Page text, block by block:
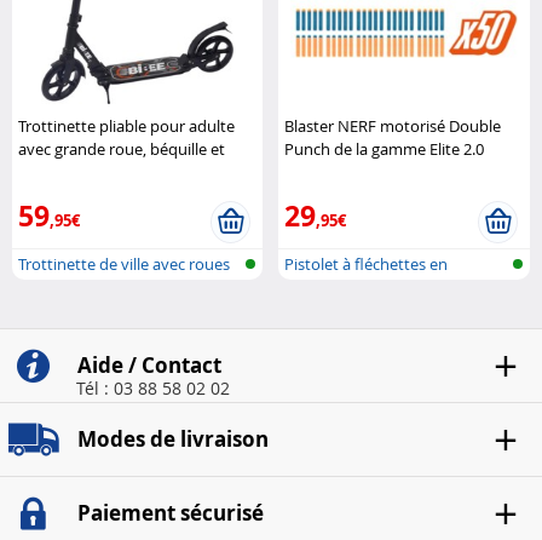
Trottinette pliable pour adulte
avec grande roue, béquille et
59,95€
Trottinette de ville avec roues
Blaster NERF motorisé Double
Punch de la gamme Elite 2.0
29,95€
Pistolet à fléchettes en
Aide / Contact
Tél : 03 88 58 02 02
Modes de livraison
Paiement sécurisé